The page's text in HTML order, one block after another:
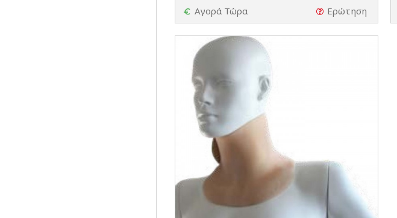
Αγορά Τώρα Ερώτηση